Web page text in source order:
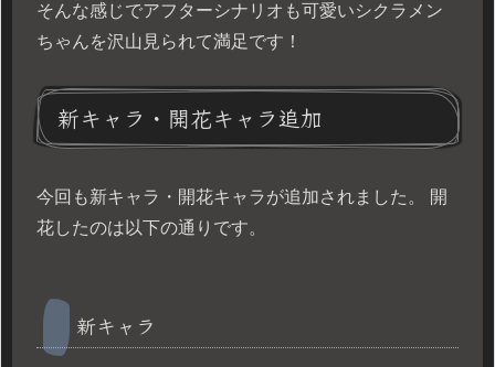
そんな感じでアフターシナリオも可愛いシクラメン
ちゃんを沢山見られて満足です！
新キャラ・開花キャラ追加
今回も新キャラ・開花キャラが追加されました。 開
花したのは以下の通りです。
新キャラ